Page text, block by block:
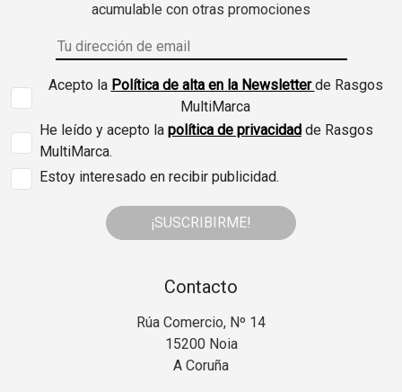
acumulable con otras promociones
Acepto la Política de alta en la Newsletterde Rasgos
MultiMarca
He leído y acepto la política de privacidad de Rasgos
MultiMarca.
Estoy interesado en recibir publicidad.
¡SUSCRIBIRME!
Contacto
Rúa Comercio, Nº 14
15200 Noia
A Coruña